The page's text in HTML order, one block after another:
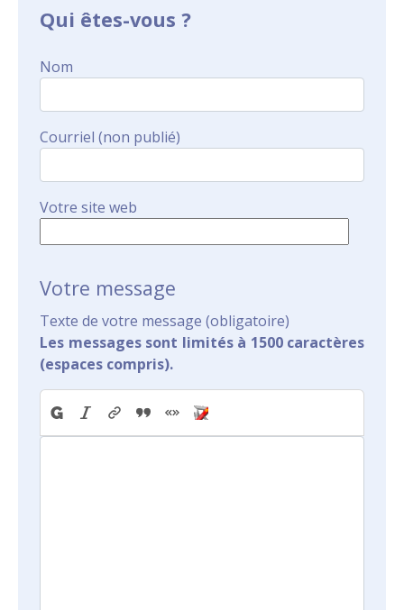
Qui êtes-vous ?
Nom
Courriel (non publié)
Votre site web
Votre message
Texte de votre message (obligatoire)
Les messages sont limités à 1500 caractères
(espaces compris).